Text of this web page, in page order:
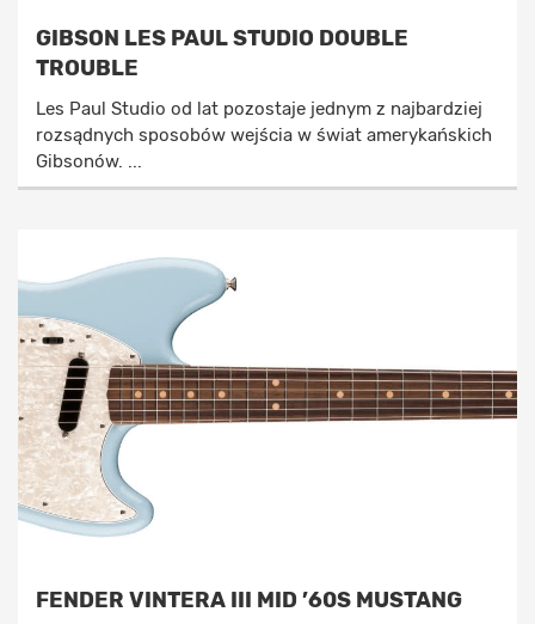
GIBSON LES PAUL STUDIO DOUBLE
TROUBLE
Les Paul Studio od lat pozostaje jednym z najbardziej
rozsądnych sposobów wejścia w świat amerykańskich
Gibsonów. ...
FENDER VINTERA III MID ’60S MUSTANG